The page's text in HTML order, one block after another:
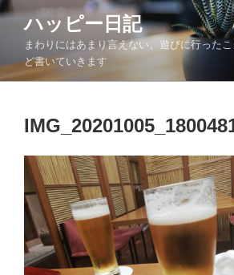
コ
ン
ツ
ハッピー日記
まわりにはあまり言えない、遊びに行った
ど書いていきます